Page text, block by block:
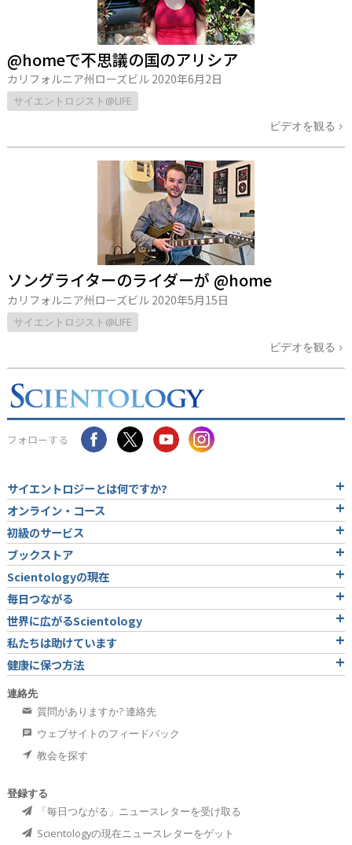
@homeで不思議の国のアリシア
カリフォルニア州ローズビル 2020年6月2日
サイエントロジスト@LIFE
ビデオを観る
ソングライターのライダーが @home
カリフォルニア州ローズビル 2020年5月15日
サイエントロジスト@LIFE
ビデオを観る
フォローする
サイエントロジーとは何ですか?
オンライン・コース
初級のサービス
ブックストア
Scientologyの現在
毎日つながる
世界に広がるScientology
私たちは助けています
健康に保つ方法
連絡先
質問がありますか? 連絡先
ウェブサイトのフィードバック
教会を探す
登録する
「毎日つながる」ニュースレターを受け取る
Scientologyの現在ニュースレターをゲット